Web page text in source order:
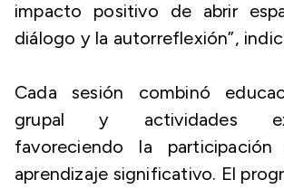
impacto positivo de abrir
diálogo y la autorreflexión”,
Cada sesión combinó
grupal y actividades
favoreciendo la
aprendizaje significativo. El